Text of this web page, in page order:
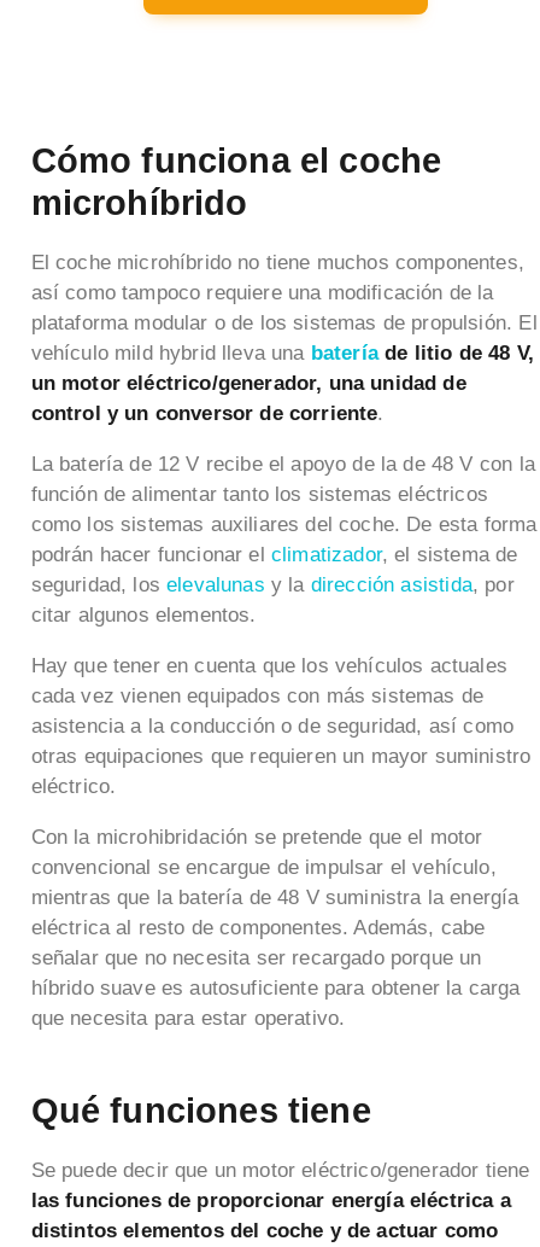
Cómo funciona el coche
microhíbrido
El coche microhíbrido no tiene muchos componentes,
así como tampoco requiere una modificación de la
plataforma modular o de los sistemas de propulsión. El
vehículo mild hybrid lleva una bateríade litio de 48 V,
un motor eléctrico/generador, una unidad de
control y un conversor de corriente.
La batería de 12 V recibe el apoyo de la de 48 V con la
función de alimentar tanto los sistemas eléctricos
como los sistemas auxiliares del coche. De esta forma
podrán hacer funcionar el climatizador, el sistema de
seguridad, loselevalunas y la dirección asistida, por
citar algunos elementos.
Hay que tener en cuenta que los vehículos actuales
cada vez vienen equipados con más sistemas de
asistencia a la conducción o de seguridad, así como
otras equipaciones que requieren un mayor suministro
eléctrico.
Con la microhibridación se pretende que el motor
convencional se encargue de impulsar el vehículo,
mientras que la batería de 48 V suministra la energía
eléctrica al resto de componentes. Además, cabe
señalar que no necesita ser recargado porque un
híbrido suave es autosuficiente para obtener la carga
que necesita para estar operativo.
Qué funciones tiene
Se puede decir que un motor eléctrico/generador tiene
las funciones de proporcionar energía eléctrica a
distintos elementos del coche y de actuar como